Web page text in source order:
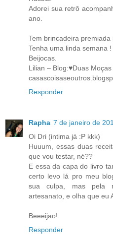
Adorei sua retrô
ano.
Tem brincadeira
Tenha uma linda semana !
Beijocas.
Lilian – Blog:♥Duas
Responder
Rapha 7 de janeiro de
Oi Dri (intima já :P kkk)
Huuum, essas duas
que vou testar, né??
E essa da capa do livro
certo levo lá pro meu
sua culpa, mas pela
artesanato, e olha que eu
Beeeijao!
Responder